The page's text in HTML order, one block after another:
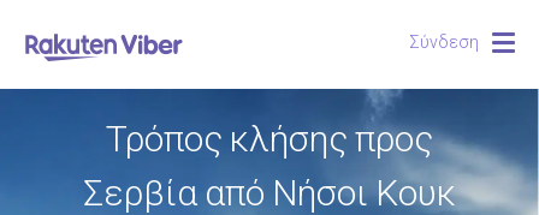
Σύνδεση
Τρόπος κλήσης προς
Σερβία από Νήσοι Κουκ